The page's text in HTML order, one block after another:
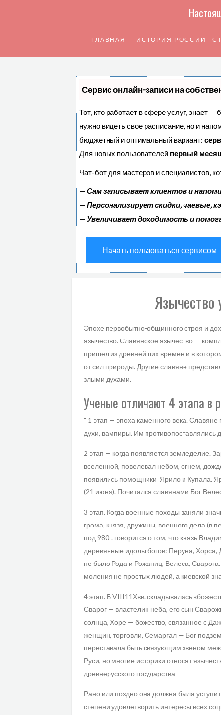
ГЛАВНАЯ ИСТОРИЯ РОССИИ
Сервис онлайн-записи на
Тот, кто работает в сфере услуг, знает —
нужно видеть свое расписание, но и
бюджетный и оптимальный вариант:
Для новых пользователей первый
Чат-бот для мастеров и специалистов,
— Сам записывает клиентов и
— Персонализирует скидки, чаевые,
— Увеличивает доходимость и
Начать пользоваться сервисом
Язычество
Эпохе первобытно-общинного строя и
язычество. Славянское язычество —
пришел из древнейших времен и в
от сил природы. Другие славяне
злыми духами.
Ученые отличают 4 этапа в
" 1 этап — эпоха каменного века.
духи, вампиры. Им
2 этап — когда появляется земледелие.
вселенной, повелевал небом, огнем,
появились помощники Ярило и Купала.
(21 июня). Почитался славянами Бог
3 этап. Когда военные походы заняли
грома, князя, дружины, военного дела (в
под 980г. говорится о том, что князь
деревянные идолы богов: Перуна,
не было Рода и Рожаниц, Велеса,
моления не простых людей, а киевской
4 этап. В VIII11Хвв. складывалась
Сварог — властелин неба, его сын
солнца, Хоре — божество, связанное с
женщин, торговли, Семаргал — Бог
переставала быть связующим звеном
Руси, но многие историки относят
древнерусского государства
Рано или поздно она должна была
степени удовлетворить интересы всех